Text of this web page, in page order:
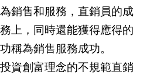
銷售和服務，直銷員的成
上，同時還能獲得應得的
稱為銷售服務成功。
資創富理念的不規範直銷